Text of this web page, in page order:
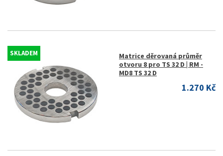
SKLADEM
Matrice děrovaná průměr
otvoru 8 pro TS 32 D | RM -
MD8 TS 32 D
1.270 Kč